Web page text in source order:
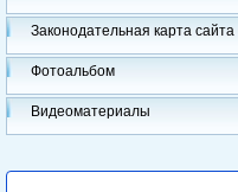
Законодательная карта сайта
Фотоальбом
Видеоматериалы